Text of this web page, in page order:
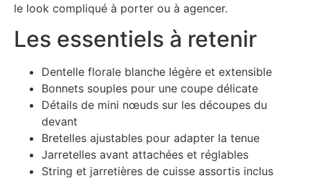
le look compliqué à porter ou à agencer.
Les essentiels à retenir
Dentelle florale blanche légère et extensible
Bonnets souples pour une coupe délicate
Détails de mini nœuds sur les découpes du
devant
Bretelles ajustables pour adapter la tenue
Jarretelles avant attachées et réglables
String et jarretières de cuisse assortis inclus